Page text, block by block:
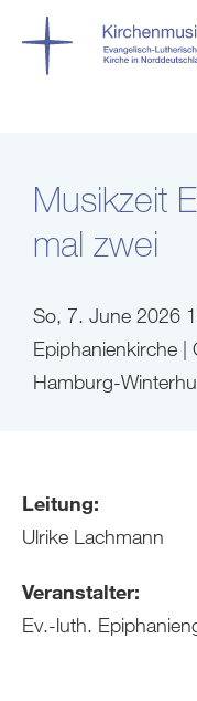
Musikzeit
mal zwei
So, 7. June 2026
Epiphanienkirche
Hamburg-
Leitung:
Ulrike Lachmann
Veranstalter:
Ev.-luth.